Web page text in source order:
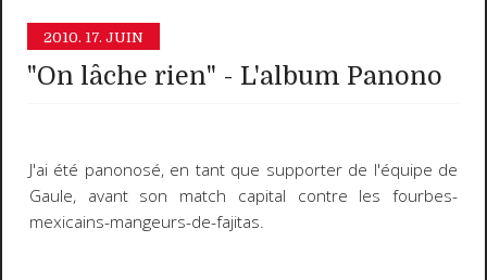
2010. 17. JUIN
"On lâche rien" - L'album Panono
J'ai été panonosé, en tant que supporter de l'équipe de
Gaule, avant son match capital contre les fourbes-
mexicains-mangeurs-de-fajitas.